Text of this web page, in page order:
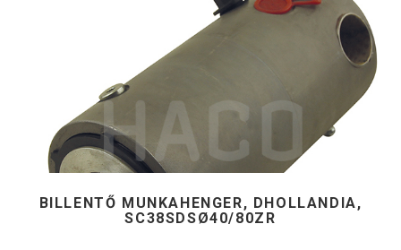
BILLENTŐ MUNKAHENGER, DHOLLANDIA,
SC38SDSØ40/80ZR